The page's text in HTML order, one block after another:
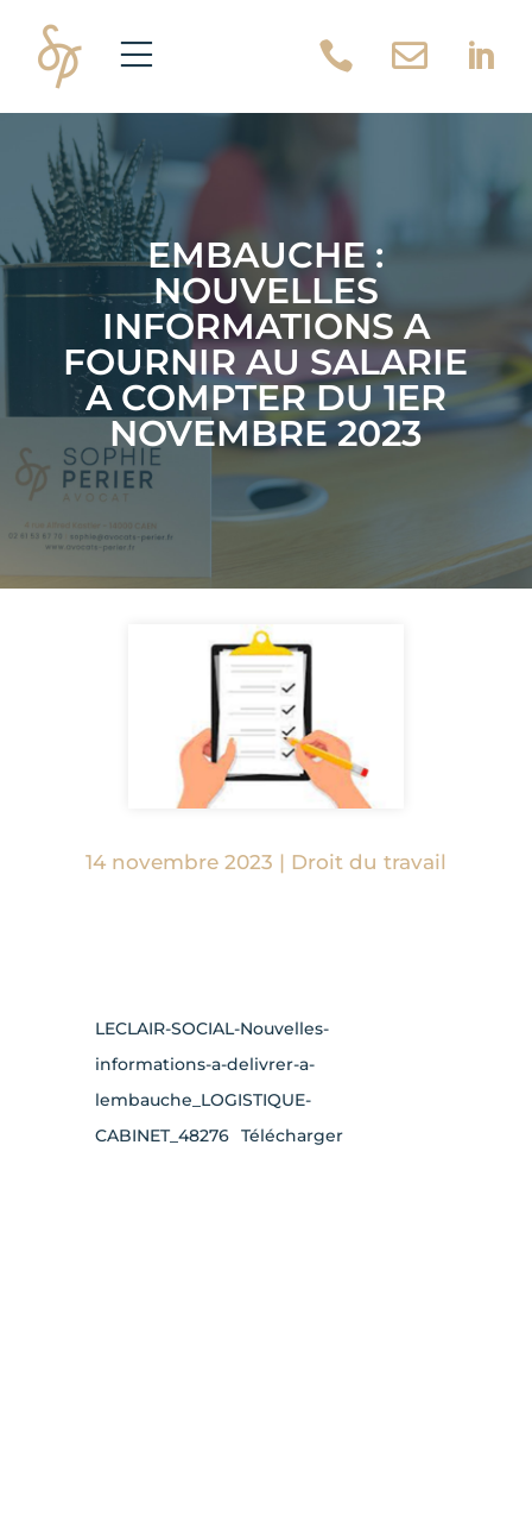
  
EMBAUCHE :
NOUVELLES
INFORMATIONS A
FOURNIR AU SALARIE
A COMPTER DU 1ER
NOVEMBRE 2023
14 novembre 2023 | Droit du travail
LECLAIR-SOCIAL-Nouvelles-
informations-a-delivrer-a-
lembauche_LOGISTIQUE-
CABINET_48276
Télécharger